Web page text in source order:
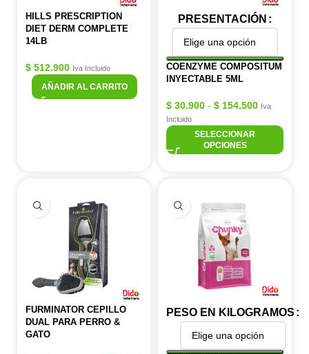
HILLS PRESCRIPTION
DIET DERM COMPLETE
14LB
$ 512.900 Iva Incluido
AÑADIR AL CARRITO
PRESENTACIÓN
COENZYME COMPOSITUM
INYECTABLE 5ML
$ 30.900 - $ 154.500 Iva
Incluido
SELECCIONAR
OPCIONES
FURMINATOR CEPILLO
DUAL PARA PERRO &
GATO
PESO EN KILOGRAMOS